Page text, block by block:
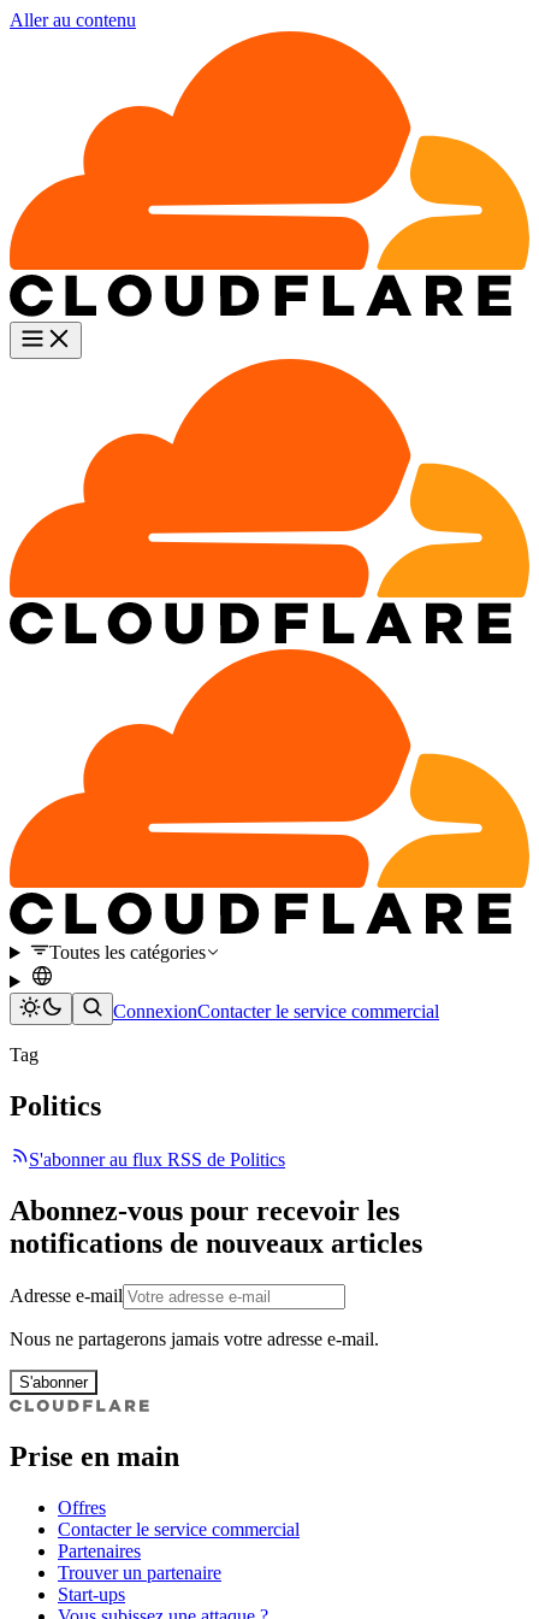
Aller au contenu
Toutes les catégories
ConnexionContacter le service commercial
Tag
Politics
S'abonner au flux RSS de Politics
Abonnez-vous pour recevoir les
notifications de nouveaux articles
Adresse e-mail
Nous ne partagerons jamais votre adresse e-mail.
S'abonner
Prise en main
Offres
Contacter le service commercial
Partenaires
Trouver un partenaire
Start-ups